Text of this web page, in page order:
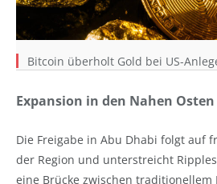
Bitcoin überholt Gold bei US-
Expansion in den Nahen Osten
Die Freigabe in Abu Dhabi folgt auf
der Region und unterstreicht
eine Brücke zwischen traditionellem